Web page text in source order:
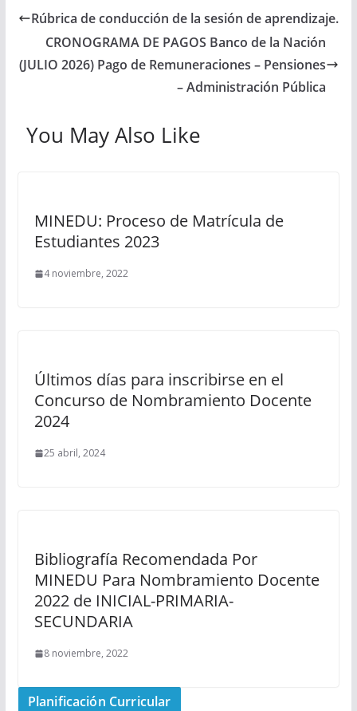
Rúbrica de conducción de la sesión de aprendizaje.
CRONOGRAMA DE PAGOS Banco de la Nación
(JULIO 2026) Pago de Remuneraciones – Pensiones
– Administración Pública
You May Also Like
MINEDU: Proceso de Matrícula de
Estudiantes 2023
4 noviembre, 2022
Últimos días para inscribirse en el
Concurso de Nombramiento Docente
2024
25 abril, 2024
Bibliografía Recomendada Por
MINEDU Para Nombramiento Docente
2022 de INICIAL-PRIMARIA-
SECUNDARIA
8 noviembre, 2022
Planificación Curricular